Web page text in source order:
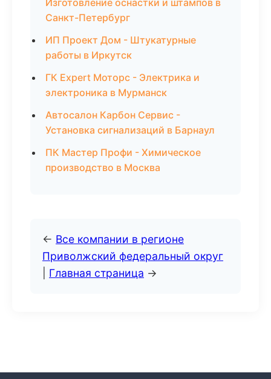
Изготовление оснастки и штампов в
Санкт-Петербург
ИП Проект Дом - Штукатурные
работы в Иркутск
ГК Expert Моторс - Электрика и
электроника в Мурманск
Автосалон Карбон Сервис -
Установка сигнализаций в Барнаул
ПК Мастер Профи - Химическое
производство в Москва
← Все компании в регионе
Приволжский федеральный округ
Главная страница →